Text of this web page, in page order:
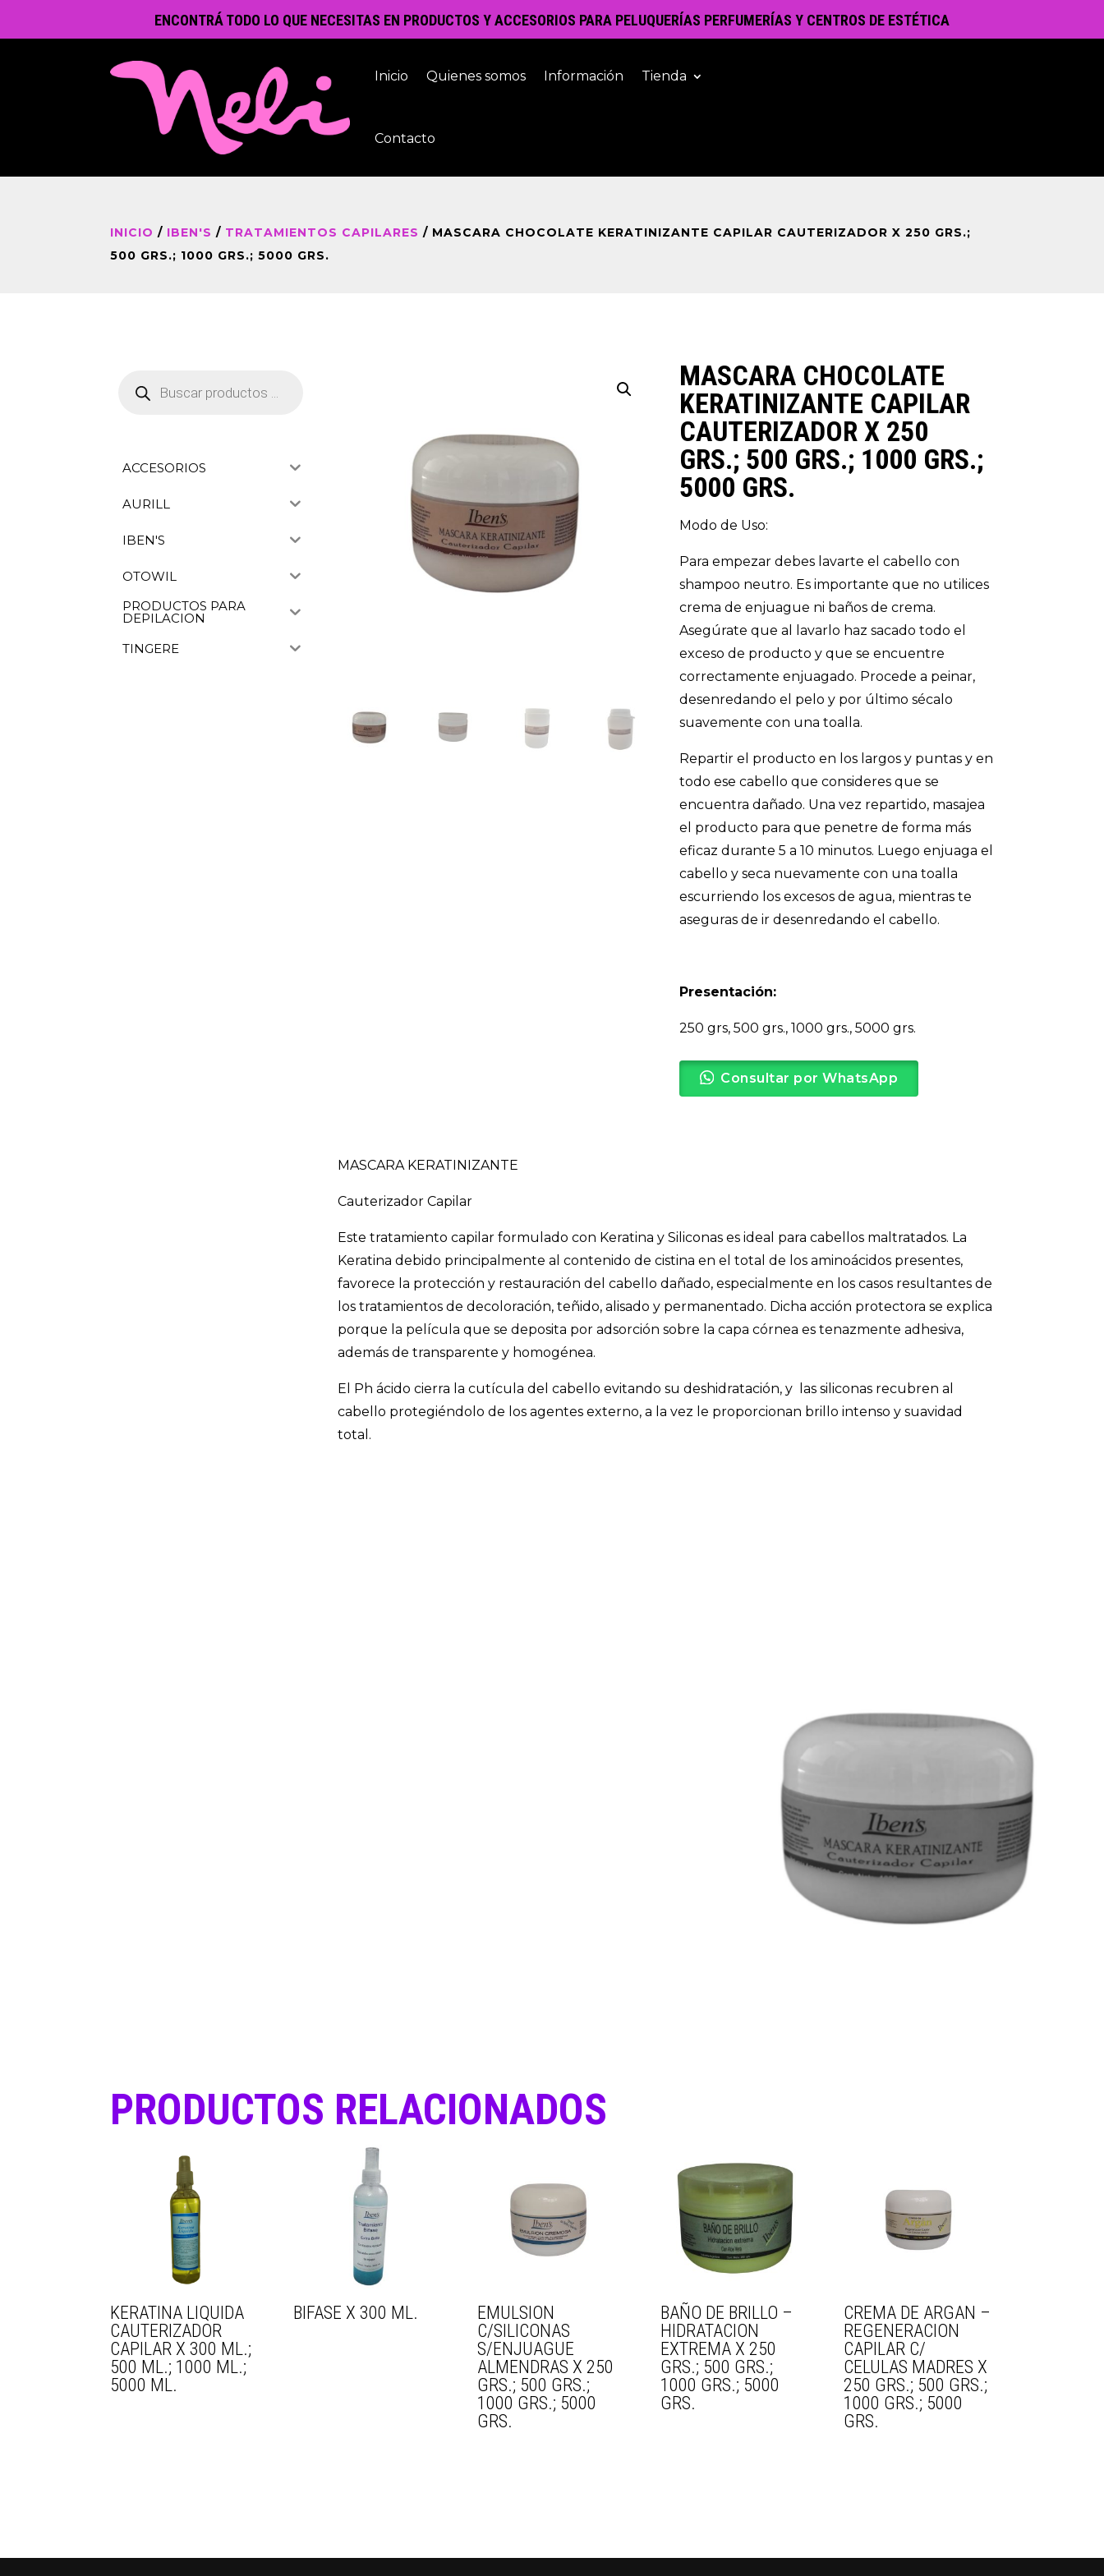
ENCONTRÁ TODO LO QUE NECESITAS EN PRODUCTOS Y ACCESORIOS PARA PELUQUERÍAS PERFUMERÍAS Y CENTROS DE ESTÉTICA
Inicio Quienes somos Información Tienda
Contacto
INICIO / IBEN'S / TRATAMIENTOS CAPILARES / MASCARA CHOCOLATE KERATINIZANTE CAPILAR CAUTERIZADOR X 250 GRS.;
500 GRS.; 1000 GRS.; 5000 GRS.
productos
ACCESORIOS
AURILL
IBEN'S
OTOWIL
PRODUCTOS PARA
DEPILACION
TINGERE
MASCARA CHOCOLATE
KERATINIZANTE CAPILAR
CAUTERIZADOR X 250
GRS.; 500 GRS.; 1000 GRS.;
5000 GRS.
Modo de Uso:
Para empezar debes lavarte el cabello con
shampoo neutro. Es importante que no utilices
crema de enjuague ni baños de crema.
Asegúrate que al lavarlo haz sacado todo el
exceso de producto y que se encuentre
correctamente enjuagado. Procede a peinar,
desenredando el pelo y por último sécalo
suavemente con una toalla.
Repartir el producto en los largos y puntas y en
todo ese cabello que consideres que se
encuentra dañado. Una vez repartido, masajea
el producto para que penetre de forma más
eficaz durante 5 a 10 minutos. Luego enjuaga el
cabello y seca nuevamente con una toalla
escurriendo los excesos de agua, mientras te
aseguras de ir desenredando el cabello.
Presentación:
250 grs, 500 grs., 1000 grs., 5000 grs.
Consultar por WhatsApp
MASCARA KERATINIZANTE
Cauterizador Capilar
Este tratamiento capilar formulado con Keratina y Siliconas es ideal para cabellos maltratados. La
Keratina debido principalmente al contenido de cistina en el total de los aminoácidos presentes,
favorece la protección y restauración del cabello dañado, especialmente en los casos resultantes de
los tratamientos de decoloración, teñido, alisado y permanentado. Dicha acción protectora se explica
porque la película que se deposita por adsorción sobre la capa córnea es tenazmente adhesiva,
además de transparente y homogénea.
El Ph ácido cierra la cutícula del cabello evitando su deshidratación, y las siliconas recubren al
cabello protegiéndolo de los agentes externo, a la vez le proporcionan brillo intenso y suavidad
total.
PRODUCTOS RELACIONADOS
KERATINA LIQUIDA
CAUTERIZADOR
CAPILAR X 300 ML.;
500 ML.; 1000 ML.;
5000 ML.
BIFASE X 300 ML.
EMULSION
C/SILICONAS
S/ENJUAGUE
ALMENDRAS X 250
GRS.; 500 GRS.;
1000 GRS.; 5000
GRS.
BAÑO DE BRILLO –
HIDRATACION
EXTREMA X 250
GRS.; 500 GRS.;
1000 GRS.; 5000
GRS.
CREMA DE ARGAN –
REGENERACION
CAPILAR C/
CELULAS MADRES X
250 GRS.; 500 GRS.;
1000 GRS.; 5000
GRS.